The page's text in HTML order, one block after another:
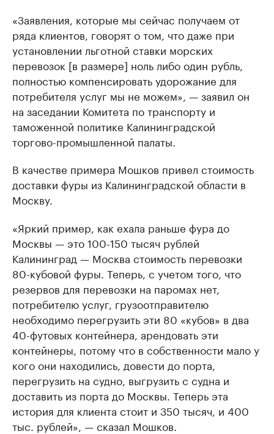
«Заявления, которые мы сейчас получаем от
ряда клиентов, говорят о том, что даже при
установлении льготной ставки морских
перевозок [в размере] ноль либо один рубль,
полностью компенсировать удорожание для
потребителя услуг мы не можем», — заявил он
на заседании Комитета по транспорту и
таможенной политике Калининградской
торгово-промышленной палаты.
В качестве примера Мошков привел стоимость
доставки фуры из Калининградской области в
Москву.
«Яркий пример, как ехала раньше фура до
Москвы — это 100-150 тысяч рублей
Калининград — Москва стоимость перевозки
80-кубовой фуры. Теперь, с учетом того, что
резервов для перевозки на паромах нет,
потребителю услуг, грузоотправителю
необходимо перегрузить эти 80 «кубов» в два
40-футовых контейнера, арендовать эти
контейнеры, потому что в собственности мало у
кого они находились, довести до порта,
перегрузить на судно, выгрузить с судна и
доставить из порта до Москвы. Теперь эта
история для клиента стоит и 350 тысяч, и 400
тыс. рублей», — сказал Мошков.